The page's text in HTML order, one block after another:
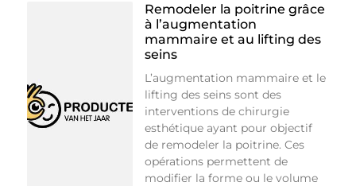
Remodeler la poitrine grâce
à l’augmentation
mammaire et au lifting des
seins
L’augmentation mammaire et le
lifting des seins sont des
interventions de chirurgie
esthétique ayant pour objectif
de remodeler la poitrine. Ces
opérations permettent de
modifier la forme ou le volume